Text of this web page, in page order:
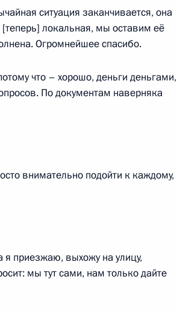
День
ситуация заканчивается, она
локальная, мы оставим её
Огромнейшее спасибо.
что – хорошо, деньги деньгами,
По документам наверняка
внимательно подойти к каждому,
приезжаю, выхожу на улицу,
мы тут сами, нам только дайте